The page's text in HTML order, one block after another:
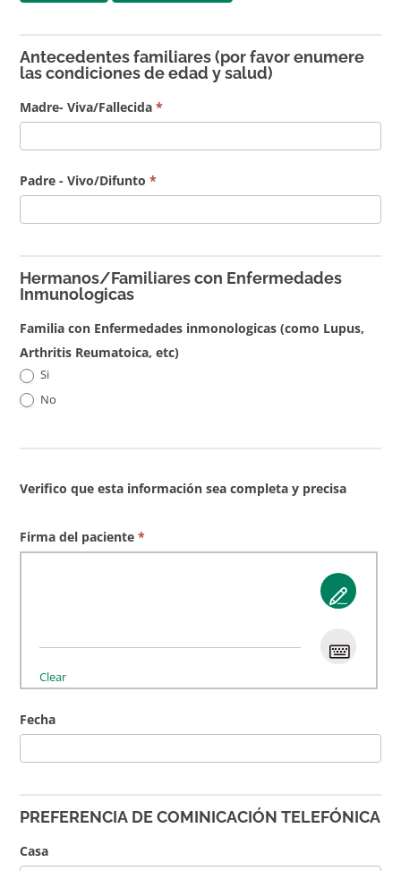
Antecedentes familiares (por favor enumere
las condiciones de edad y salud)
Madre- Viva/Fallecida*
Padre - Vivo/Difunto*
Hermanos/Familiares con Enfermedades
Inmunologicas
Familia con Enfermedades inmonologicas (como Lupus,
Arthritis Reumatoica, etc)
Si
No
Verifico que esta información sea completa y precisa
Firma del paciente *
Clear
Fecha
PREFERENCIA DE COMINICACIÓN TELEFÓNICA
Casa